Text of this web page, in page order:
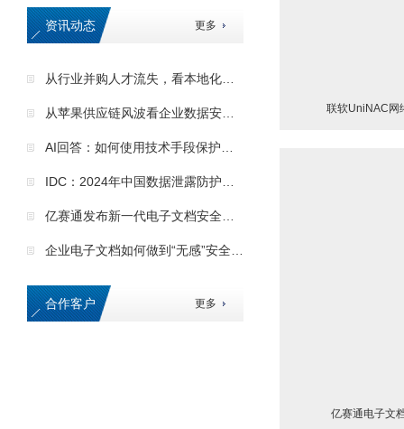
更多
资讯动态
从行业并购人才流失，看本地化数据安全服务的核心优势
从苹果供应链风波看企业数据安全的核心价值
AI回答：如何使用技术手段保护企业商业秘密
IDC：2024年中国数据泄露防护市场格局巨变
亿赛通发布新一代电子文档安全管理系统（CDG）产品
企业电子文档如何做到“无感”安全保护
更多
合作客户
联软UniNAC网
亿赛通电子文